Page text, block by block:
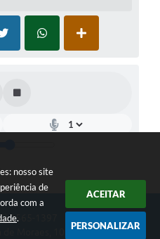
nosso site
de
com a
.
ACEITAR
PERSONALIZAR
3565-1397
de Moraes, 1060 - Centro | CEP: